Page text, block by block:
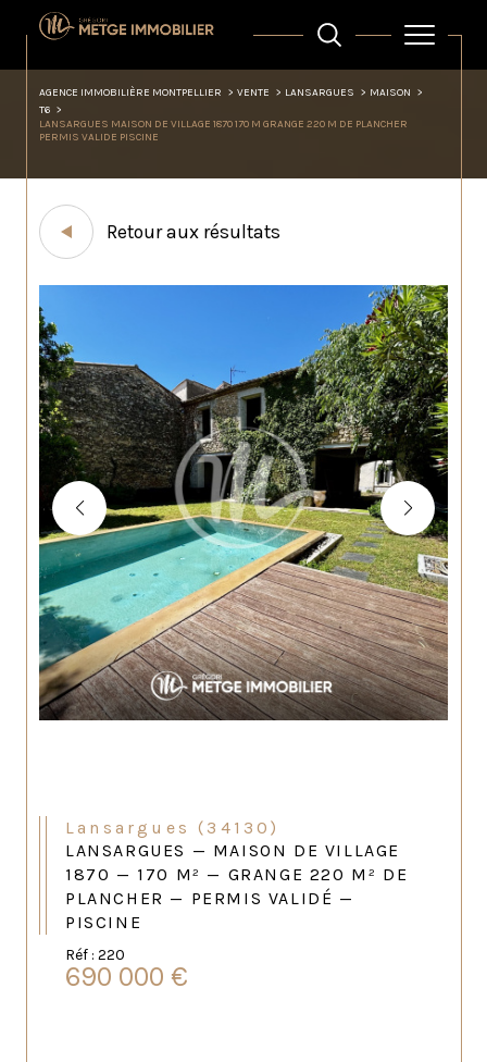
AGENCE IMMOBILIÈRE MONTPELLIER VENTE LANSARGUES
MAISON
T6
LANSARGUES MAISON DE VILLAGE 1870 170 M GRANGE 220 M DE PLANCHER
PERMIS VALIDE PISCINE
Retour aux résultats
Lansargues (34130)
LANSARGUES — MAISON DE VILLAGE
1870 — 170 M² — GRANGE 220 M² DE
PLANCHER — PERMIS VALIDÉ —
PISCINE
Réf : 220
690 000 €